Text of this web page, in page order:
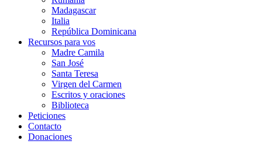
Madagascar
Italia
República Dominicana
Recursos para vos
Madre Camila
San José
Santa Teresa
Virgen del Carmen
Escritos y oraciones
Biblioteca
Peticiones
Contacto
Donaciones